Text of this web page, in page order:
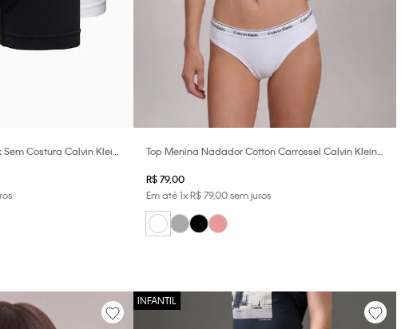
Costura Calvin Klein
Top Menina Nadador Cotton Carrossel Calvin Klein
R$ 79,00
Em até1xR$ 79,00sem juros